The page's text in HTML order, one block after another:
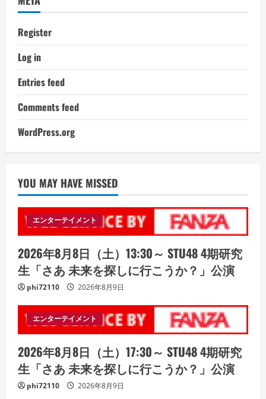
Register
Log in
Entries feed
Comments feed
WordPress.org
YOU MAY HAVE MISSED
エンターテイメント
2026年8月8日（土）13:30～ STU48 4期研究
生「さあ 未来を探しに行こうか？」公演
phi72110 2026年8月9日
エンターテイメント
2026年8月8日（土）17:30～ STU48 4期研究
生「さあ 未来を探しに行こうか？」公演
phi72110 2026年8月9日